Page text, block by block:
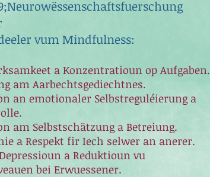
vum Mindfulness:
a Konzentratioun op Aufgaben.
am Aarbechtsgediechtnes.
an emotionaler Selbstreguléierung a
am Selbstschätzung a Betreiung.
a Respekt fir Iech selwer an anerer.
a Reduktioun vu
bei Erwuessener.